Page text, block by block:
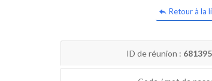
Retour à la
ID de réunion :